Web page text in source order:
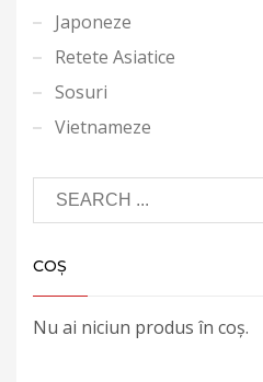
Japoneze
Retete Asiatice
Sosuri
Vietnameze
COȘ
Nu ai niciun produs în coș.